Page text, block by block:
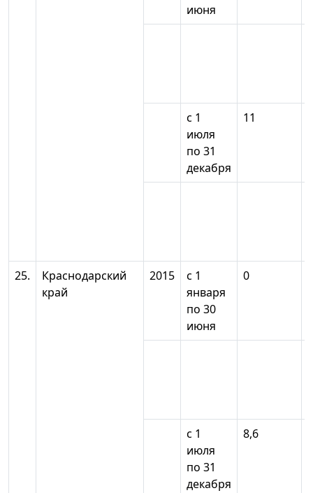
июня
с 1
июля
по 31
декабря
11
25.
Краснодарский
край
2015
с 1
января
по 30
июня
0
с 1
июля
по 31
декабря
8,6